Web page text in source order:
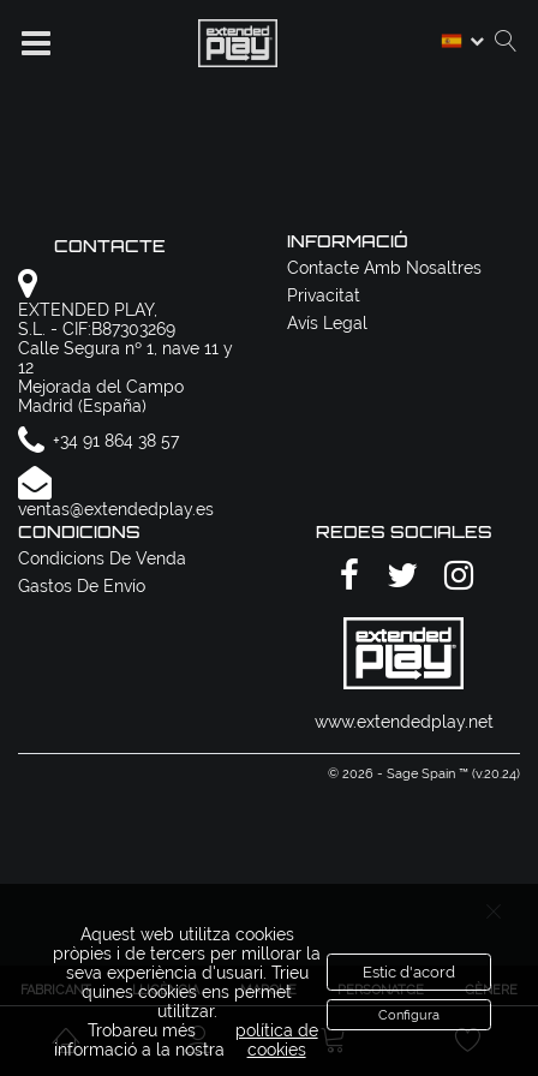
FABRICANT LLICÈNCIA MARQUE PERSONATGE GÈNERE
CONTACTE
EXTENDED PLAY,
S.L. - CIF:B87303269
Calle Segura nº 1, nave 11 y
12
Mejorada del Campo
Madrid (España)
+34 91 864 38 57
ventas@extendedplay.es
INFORMACIÓ
Contacte Amb Nosaltres
Privacitat
Avís Legal
CONDICIONS
Condicions De Venda
Gastos De Envío
REDES SOCIALES
www.extendedplay.net
© 2026 - Sage Spain ™ (v.20.24)
Aquest web utilitza cookies
pròpies i de tercers per millorar la
seva experiència d'usuari. Trieu
quines cookies ens permet
utilitzar.
Trobareu més
informació a la nostra
política de
cookies
Estic d'acord
Configura